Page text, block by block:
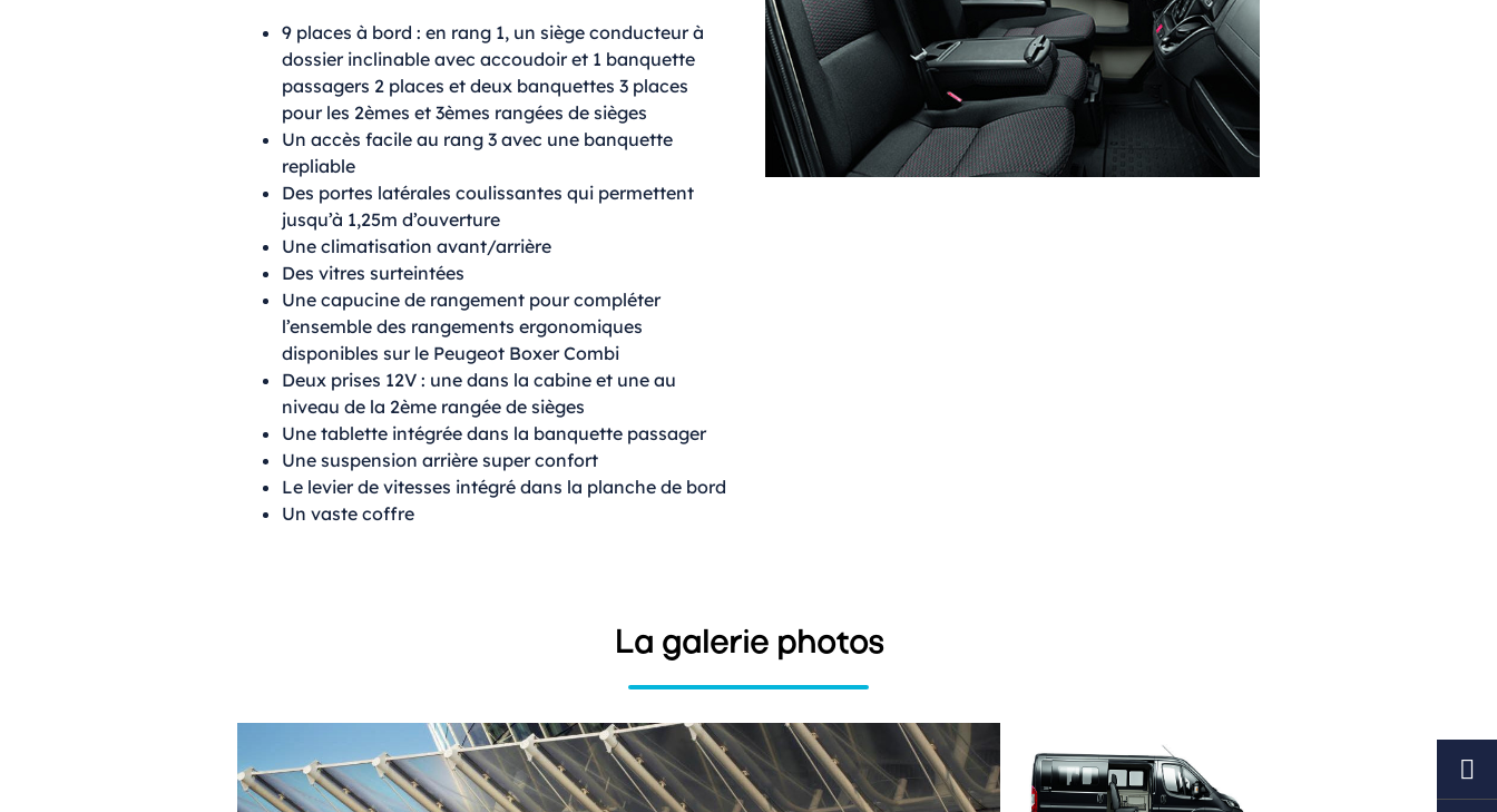
9 places à bord : en rang 1, un siège conducteur à
dossier inclinable avec accoudoir et 1 banquette
passagers 2 places et deux banquettes 3 places
pour les 2èmes et 3èmes rangées de sièges
Un accès facile au rang 3 avec une banquette
repliable
Des portes latérales coulissantes qui permettent
jusqu’à 1,25m d’ouverture
Une climatisation avant/arrière
Des vitres surteintées
Une capucine de rangement pour compléter
l’ensemble des rangements ergonomiques
disponibles sur le Peugeot Boxer Combi
Deux prises 12V : une dans la cabine et une au
niveau de la 2ème rangée de sièges
Une tablette intégrée dans la banquette passager
Une suspension arrière super confort
Le levier de vitesses intégré dans la planche de bord
Un vaste coffre
La galerie photos